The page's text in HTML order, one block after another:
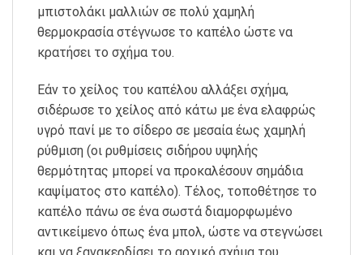
μπιστολάκι μαλλιών σε πολύ χαμηλή
θερμοκρασία στέγνωσε το καπέλο ώστε να
κρατήσει το σχήμα του.
Εάν το χείλος του καπέλου αλλάξει σχήμα,
σιδέρωσε το χείλος από κάτω με ένα ελαφρώς
υγρό πανί με το σίδερο σε μεσαία έως χαμηλή
ρύθμιση (οι ρυθμίσεις σιδήρου υψηλής
θερμότητας μπορεί να προκαλέσουν σημάδια
καψίματος στο καπέλο). Τέλος, τοποθέτησε το
καπέλο πάνω σε ένα σωστά διαμορφωμένο
αντικείμενο όπως ένα μπολ, ώστε να στεγνώσει
και να ξανακερδίσει το αρχικό σχήμα του.